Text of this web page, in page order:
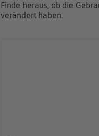
Finde heraus, ob die
verändert haben.